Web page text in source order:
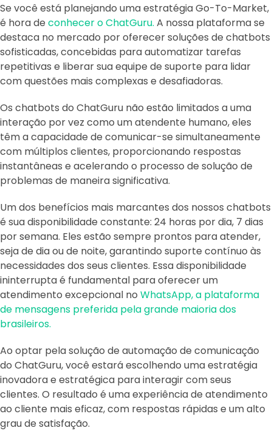
Se você está planejando uma estratégia Go-To-Market,
é hora de conhecer o ChatGuru. A nossa plataforma se
destaca no mercado por oferecer soluções de chatbots
sofisticadas, concebidas para automatizar tarefas
repetitivas e liberar sua equipe de suporte para lidar
com questões mais complexas e desafiadoras.
Os chatbots do ChatGuru não estão limitados a uma
interação por vez como um atendente humano, eles
têm a capacidade de comunicar-se simultaneamente
com múltiplos clientes, proporcionando respostas
instantâneas e acelerando o processo de solução de
problemas de maneira significativa.
Um dos benefícios mais marcantes dos nossos chatbots
é sua disponibilidade constante: 24 horas por dia, 7 dias
por semana. Eles estão sempre prontos para atender,
seja de dia ou de noite, garantindo suporte contínuo às
necessidades dos seus clientes. Essa disponibilidade
ininterrupta é fundamental para oferecer um
atendimento excepcional no WhatsApp, a plataforma
de mensagens preferida pela grande maioria dos
brasileiros.
Ao optar pela solução de automação de comunicação
do ChatGuru, você estará escolhendo uma estratégia
inovadora e estratégica para interagir com seus
clientes. O resultado é uma experiência de atendimento
ao cliente mais eficaz, com respostas rápidas e um alto
grau de satisfação.